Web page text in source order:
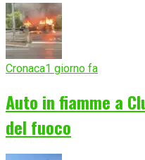
Cronaca1 giorno fa
Auto in fiamme a
del fuoco